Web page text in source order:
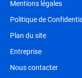
Mentions légales
Politique de
Plan du site
Entreprise
Nous contacter